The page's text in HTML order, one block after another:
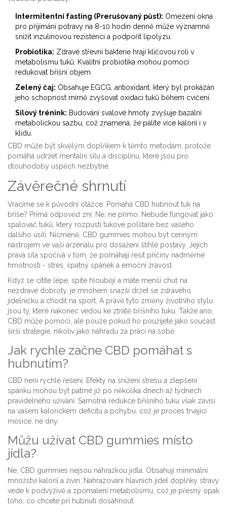
Intermitentní fasting (Prerušovaný půst): Omezení okna
pro přijímání potravy na 8-10 hodin denně může významně
snížit inzulínovou rezistenci a podpořit lipolýzu.
Probiotika: Zdravé střevní bakterie hrají klíčovou roli v
metabolismu tuků. Kvalitní probiotika mohou pomoci
redukovat břišní objem.
Zelený čaj: Obsahuje EGCG, antioxidant, který byl prokázán
jeho schopnost mírně zvyšovat oxidaci tuků během cvičení.
Silový trénink: Budování svalové hmoty zvyšuje bazální
metabolickou sazbu, což znamená, že pálíte více kalorií i v
klidu.
CBD může být skvělým doplňkem k těmto metodám, protože
pomáhá udržet mentální sílu a disciplínu, které jsou pro
dlouhodobý úspěch nezbytné.
Závěrečné shrnutí
Vracíme se k původní otázce: Pomáhá CBD hubnout tuk na
břiše? Přímá odpověď zní: Ne, ne přímo. Nebude fungovat jako
spalovač tuků, který rozpustí tukové polštáře bez vašeho
dalšího úsilí. Nicméně, CBD gummies mohou být cenným
nástrojem ve vaší arzenálu pro dosažení štíhlé postavy. Jejich
pravá síla spočívá v tom, že pomáhají řešit příčiny nadměrné
hmotnosti - stres, špatný spánek a emoční žravost.
Když se cítíte lépe, spíte hlouběji a máte menší chuť na
nezdravé dobroty, je mnohem snazší držet se zdravého
jídelníčku a chodit na sport. A právě tyto změny životního stylu
jsou ty, které nakonec vedou ke ztrátě břišního tuku. Takže ano,
CBD může pomoci, ale pouze pokud ho použijete jako součást
širší strategie, nikoliv jako náhradu za práci na sobě.
Jak rychle začne CBD pomáhat s
hubnutím?
CBD není rychlé řešení. Efekty na snížení stresu a zlepšení
spánku mohou být patrné již po několika dnech až týdnech
pravidelného užívání. Samotná redukce břišního tuku však závisí
na vašem kalorickém deficitu a pohybu, což je proces trvající
měsíce, ne dny.
Můžu užívat CBD gummies místo
jídla?
Ne, CBD gummies nejsou náhražkou jídla. Obsahují minimální
množství kalorií a živin. Nahrazování hlavních jídel doplňky stravy
vede k podvýživě a zpomalení metabolismu, což je přesný opak
toho, co chcete při hubnutí dosáhnout.